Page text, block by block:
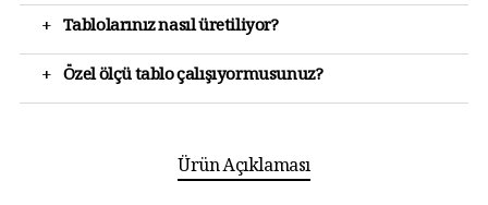
+ Tablolarınız nasıl üretiliyor?
+ Özel ölçü tablo çalışıyormusunuz?
Ürün Açıklaması